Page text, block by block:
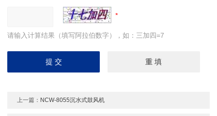
请输入计算结果（填写阿拉伯数字），如：三加四=7
上一篇： NCW-8055沉水式鼓风机